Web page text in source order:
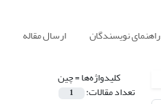
راهنمای نویسندگان ارسال مقاله
کلیدواژه‌ها =چین
تعداد مقالات: 1